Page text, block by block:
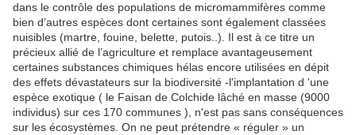
dans le contrôle des populations de micromammifères comme
bien d’autres espèces dont certaines sont également classées
nuisibles (martre, fouine, belette, putois..). Il est à ce titre un
précieux allié de l’agriculture et remplace avantageusement
certaines substances chimiques hélas encore utilisées en dépit
des effets dévastateurs sur la biodiversité -l'implantation d 'une
espèce exotique ( le Faisan de Colchide lâché en masse (9000
individus) sur ces 170 communes ), n'est pas sans conséquences
sur les écosystèmes. On ne peut prétendre « réguler » un